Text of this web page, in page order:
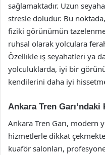
sağlamaktadır. Uzun
stresle doludur. Bu
fiziki görünümün
ruhsal olarak yolculara
Özellikle iş seyahatleri ya
yolculuklarda, iyi bir
kendilerini daha iyi
Ankara Tren
Ankara Tren Garı, modern
hizmetlerle dikkat
kuaför salonları,